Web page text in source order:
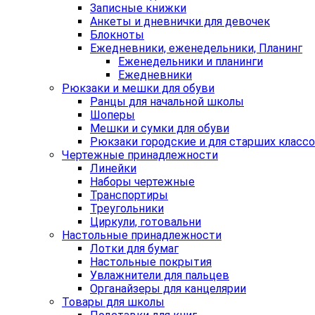
Записные книжки
Анкеты и дневнички для девочек
Блокноты
Ежедневники, еженедельники, Планинг
Еженедельники и планинги
Ежедневники
Рюкзаки и мешки для обуви
Ранцы для начальной школы
Шоперы
Мешки и сумки для обуви
Рюкзаки городские и для старших
Чертежные принадлежности
Линейки
Наборы чертежные
Транспортиры
Треугольники
Циркули, готовальни
Настольные принадлежности
Лотки для бумаг
Настольные покрытия
Увлажнители для пальцев
Органайзеры для канцелярии
Товары для школы